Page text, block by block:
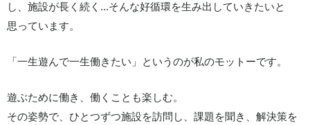
し、施設が長く続く...そんな好循環を生み出していきたいと
思っています。
「一生遊んで一生働きたい」というのが私のモットーです。
遊ぶために働き、働くことも楽しむ。
その姿勢で、ひとつずつ施設を訪問し、課題を聞き、解決策を